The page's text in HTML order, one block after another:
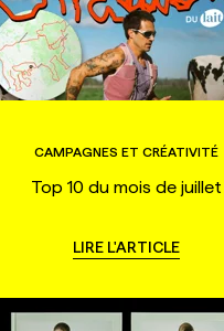
CAMPAGNES ET CRÉATIVITÉ
Top 10 du mois de juillet
LIRE L'ARTICLE